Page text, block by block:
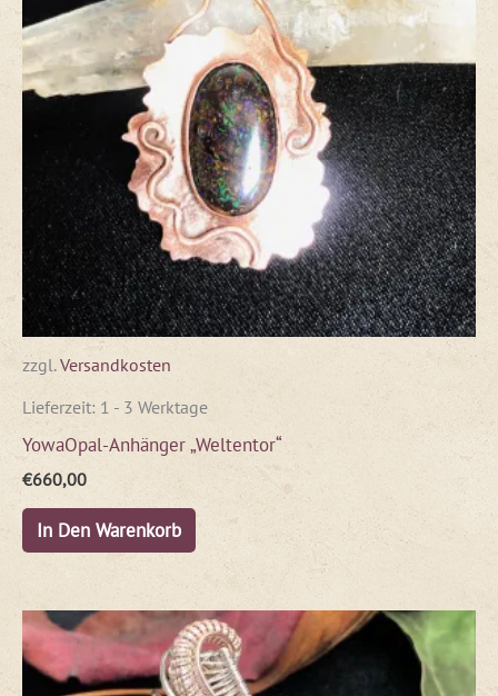
zzgl.Versandkosten
Lieferzeit: 1 - 3 Werktage
YowaOpal-Anhänger „Weltentor“
€660,00
In Den Warenkorb